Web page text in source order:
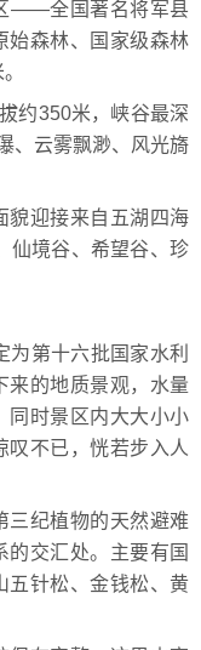
——全国著名将军县
始森林、国家级森林
350米，峡谷最深
、云雾飘渺、风光旖
迎接来自五湖四海
仙境谷、希望谷、珍
第十六批国家水利
来的地质景观，水量
同时景区内大大小小
叹不已，恍若步入人
纪植物的天然避难
的交汇处。主要有国
五针松、金钱松、黄